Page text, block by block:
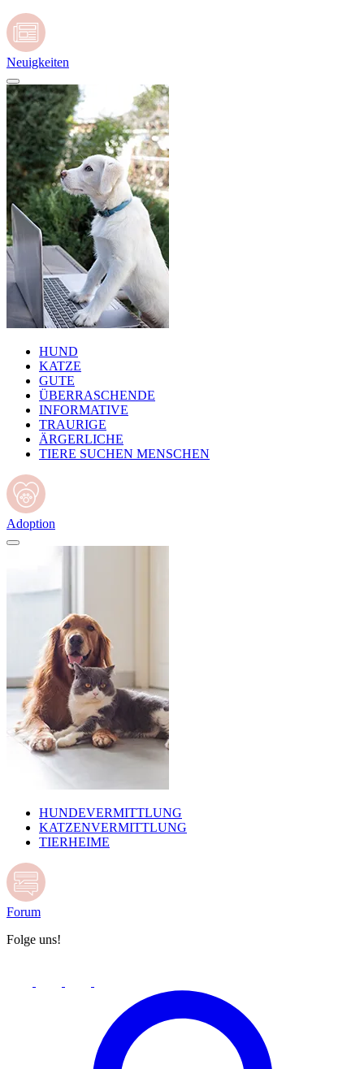
Neuigkeiten
HUND
KATZE
GUTE
ÜBERRASCHENDE
INFORMATIVE
TRAURIGE
ÄRGERLICHE
TIERE SUCHEN MENSCHEN
Adoption
HUNDEVERMITTLUNG
KATZENVERMITTLUNG
TIERHEIME
Forum
Folge uns!